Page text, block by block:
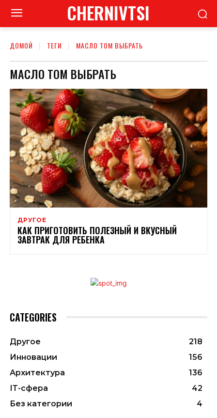
CHERNIVTSI
ДОМОЙ ТЕГИ МАСЛО ТОМ ВЫБРАТЬ
МАСЛО ТОМ ВЫБРАТЬ
ДРУГОЕ
КАК ПРИГОТОВИТЬ ПОЛЕЗНЫЙ И ВКУСНЫЙ
ЗАВТРАК ДЛЯ РЕБЕНКА
CATEGORIES
Другое
218
Инновации
156
Архитектура
136
ІТ-сфера
42
Без категории
4